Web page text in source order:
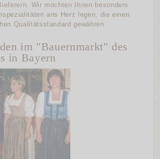
Wir möchten Ihnen besonders
ans Herz legen, die einen
Qualitätsstandard gewähren.
im "Bauernmarkt" des
in Bayern